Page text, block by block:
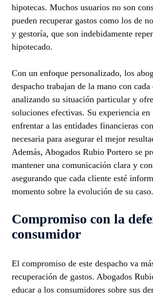
hipotecas. Muchos usuarios no son
pueden recuperar gastos como los de
y gestoría, que son indebidamente
hipotecado.
Con un enfoque personalizado, los
despacho trabajan de la mano con cada
analizando su situación particular y
soluciones efectivas. Su experiencia
enfrentar a las entidades financieras
necesaria para asegurar el mejor
Además, Abogados Rubio Portero se
mantener una comunicación clara y
asegurando que cada cliente esté
momento sobre la evolución de su caso.
Compromiso con la
consumidor
El compromiso de este despacho va
recuperación de gastos. Abogados
educar a los consumidores sobre sus